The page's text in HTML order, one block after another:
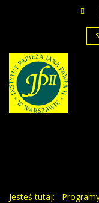
Jesteś tutaj: